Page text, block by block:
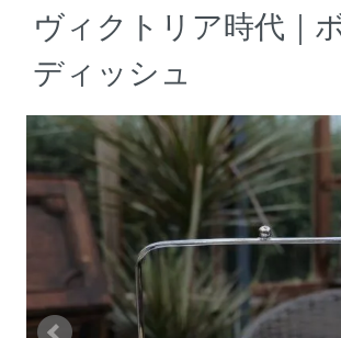
ヴィクトリア時代｜
ディッシュ